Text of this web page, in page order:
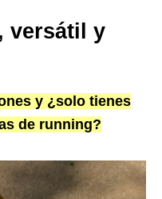
versátil y
y ¿solo tienes
de running?